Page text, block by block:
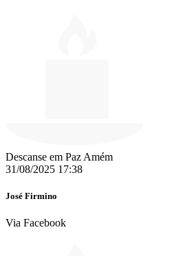
Descanse em Paz Amém ️
31/08/2025 17:38
José Firmino
Via Facebook